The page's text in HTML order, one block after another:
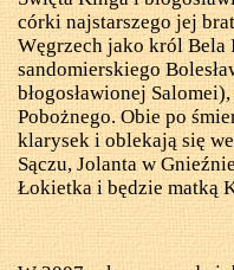
córki najstarszego jej
Węgrzech jako król Bela
sandomierskiego
błogosławionej
Pobożnego. Obie po
klarysek i oblekają się
Sączu, Jolanta w
Łokietka i będzie matką